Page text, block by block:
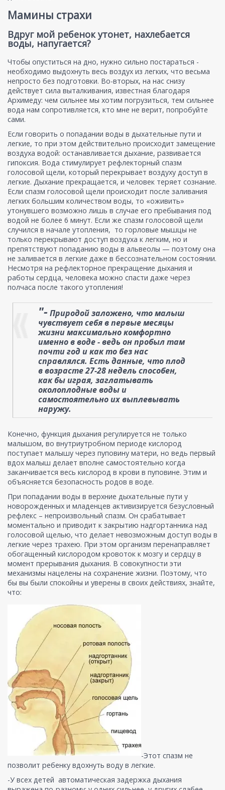
Мамины страхи
Вдруг мой ребенок утонет, нахлебается
воды, напугается?
Чтобы опуститься на дно, нужно сильно постараться -
необходимо выдохнуть весь воздух из легких, что весьма
непросто без подготовки. Во-вторых, на нас снизу
действует сила выталкивания, известная благодаря
Архимеду: чем сильнее мы хотим погрузиться, тем сильнее
вода нам сопротивляется, кто мне не верит, попробуйте
сами.
Если говорить о попадании воды в дыхательные пути и
легкие, то при этом действительно происходит замещение
воздуха водой: останавливается дыхание, развивается
гипоксия. Вода стимулирует рефлекторный спазм
голосовой щели, который перекрывает воздуху доступ в
легкие. Дыхание прекращается, и человек теряет сознание.
Если спазм голосовой щели происходит после заливания
легких большим количеством воды, то «оживить»
утонувшего возможно лишь в случае его пребывания под
водой не более 6 минут. Если же спазм голосовой щели
случился в начале утопления, то горловые мышцы не
только перекрывают доступ воздуха к легким, но и
препятствуют попаданию воды в альвеолы — поэтому она
не заливается в легкие даже в бессознательном состоянии.
Несмотря на рефлекторное прекращение дыхания и
работы сердца, человека можно спасти даже через
полчаса после такого утопления!
"- Природой заложено, что малыш
чувствует себя в первые месяцы
жизни максимально комфортно
именно в воде - ведь он пробыл там
почти год и как то без нас
справлялся. Есть данные, что плод
в возрасте 27-28 недель способен,
как бы играя, заглатывать
околоплодные воды и
самостоятельно их выплевывать
наружу.
Конечно, функция дыхания регулируется не только
малышом, во внутриутробном периоде кислород
поступает малышу через пуповину матери, но ведь первый
вдох малыш делает вполне самостоятельно когда
заканчивается весь кислород в крови в пуповине. Этим и
объясняется безопасность родов в воде.
При попадании воды в верхние дыхательные пути у
новорожденных и младенцев активизируется безусловный
рефлекс – непроизвольный спазм. Он срабатывает
моментально и приводит к закрытию надгортанника над
голосовой щелью, что делает невозможным доступ воды в
легкие через трахею. При этом организм перенаправляет
обогащенный кислородом кровоток к мозгу и сердцу в
момент прерывания дыхания. В совокупности эти
механизмы нацелены на сохранение жизни. Поэтому, что
бы вы были спокойны и уверены в своих действиях, знайте,
что:
-Этот спазм не
позволит ребенку вдохнуть воду в легкие.
-У всех детей автоматическая задержка дыхания